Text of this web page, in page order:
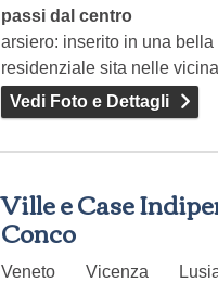
passi dal centro
arsiero: inserito in una bella
residenziale sita nelle
terreno già…
Vedi Foto e Dettagli
Ville e Case
Conco
Veneto Vicenza